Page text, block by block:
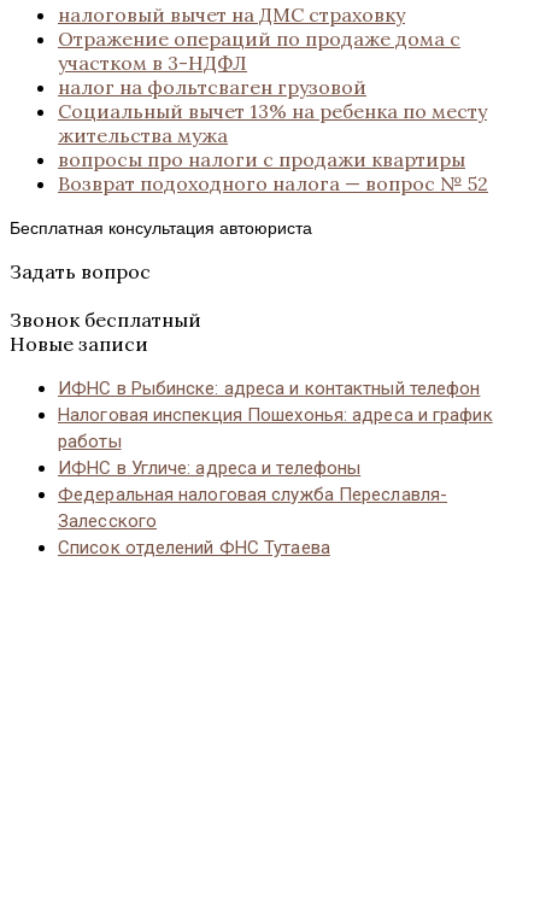
налоговый вычет на ДМС страховку
Отражение операций по продаже дома с
участком в 3-НДФЛ
налог на фольтсваген грузовой
Социальный вычет 13% на ребенка по месту
жительства мужа
вопросы про налоги с продажи квартиры
Возврат подоходного налога — вопрос № 52
Бесплатная консультация автоюриста
Задать вопрос
Звонок бесплатный
Новые записи
ИФНС в Рыбинске: адреса и контактный телефон
Налоговая инспекция Пошехонья: адреса и график
работы
ИФНС в Угличе: адреса и телефоны
Федеральная налоговая служба Переславля-
Залесского
Список отделений ФНС Тутаева